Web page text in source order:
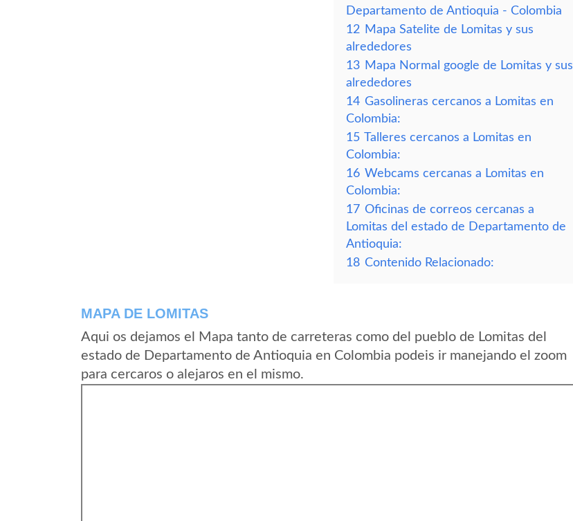
Departamento de Antioquia - Colombia
12 Mapa Satelite de Lomitas y sus
alrededores
13 Mapa Normal google de Lomitas y sus
alrededores
14 Gasolineras cercanos a Lomitas en
Colombia:
15 Talleres cercanos a Lomitas en
Colombia:
16 Webcams cercanas a Lomitas en
Colombia:
17 Oficinas de correos cercanas a
Lomitas del estado de Departamento de
Antioquia:
18 Contenido Relacionado:
MAPA DE LOMITAS
Aqui os dejamos el Mapa tanto de carreteras como del pueblo de Lomitas del
estado de Departamento de Antioquia en Colombia podeis ir manejando el zoom
para cercaros o alejaros en el mismo.